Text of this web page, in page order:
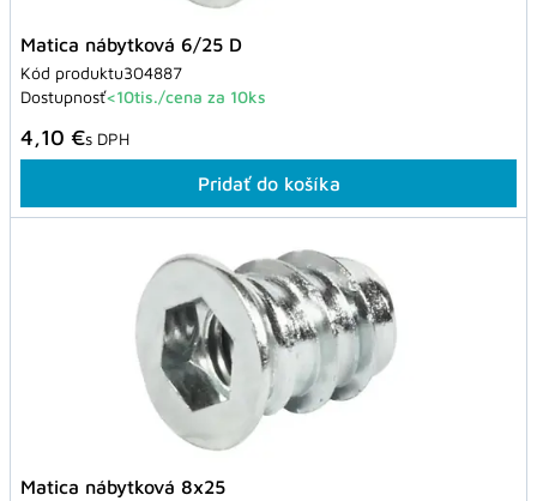
Matica nábytková 6/25 D
Kód produktu304887
Dostupnosť<10tis./cena za 10ks
4,10 €s DPH
Pridať do košíka
Matica nábytková 8x25